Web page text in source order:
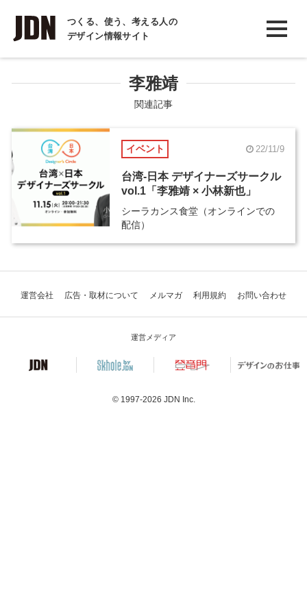
つくる、使う、考える人の
デザイン情報サイト
INTERVIEW
インタビュー
COLUMN
コラム
李雅靖
関連記事
イベント 22/11/9
台湾-日本 デザイナーズサークル
vol.1「李雅靖 × 小林新也」
シーラカンス食堂（オンラインでの
配信）
運営会社 広告・取材について メルマガ 利用規約 お問い合わせ
運営メディア
© 1997-2026 JDN Inc.